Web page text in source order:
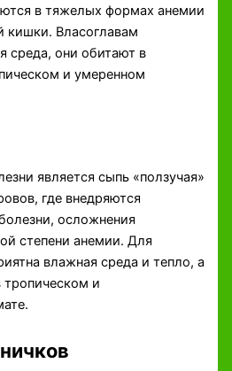
в тяжелых формах анемии
кишки. Власоглавам
среда, они обитают в
и умеренном
является сыпь «ползучая»
где внедряются
осложнения
степени анемии. Для
влажная среда и тепло, а
тропическом и